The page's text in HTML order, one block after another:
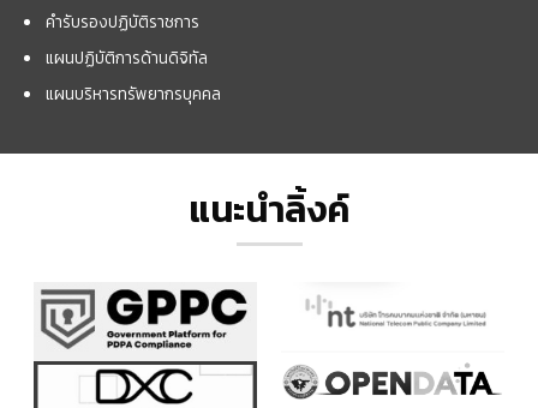
คำรับรองปฏิบัติราชการ
แผนปฏิบัติการด้านดิจิทัล
แผนบริหารทรัพยากรบุคคล
แนะนำลิ้งค์